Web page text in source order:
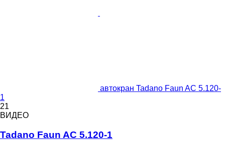
автокран Tadano Faun AC 5.120-
1
21
ВИДЕО
Tadano Faun AC 5.120-1